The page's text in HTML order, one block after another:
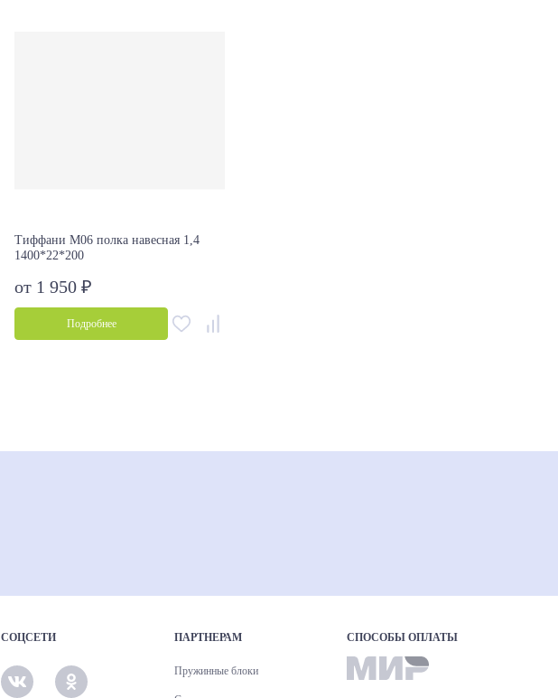
Тиффани М06 полка навесная 1,4
1400*22*200
от 1 950 ₽
Подробнее
СОЦСЕТИ ПАРТНЕРАМ
Пружинные блоки
СПОСОБЫ ОПЛАТЫ